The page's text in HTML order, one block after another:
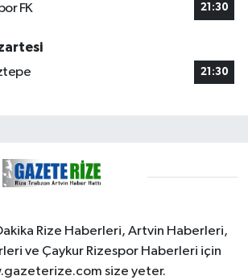
FK 21:30
21:30
Rize Haberleri, Artvin Haberleri,
ve Çaykur Rizespor Haberleri için
size yeter.